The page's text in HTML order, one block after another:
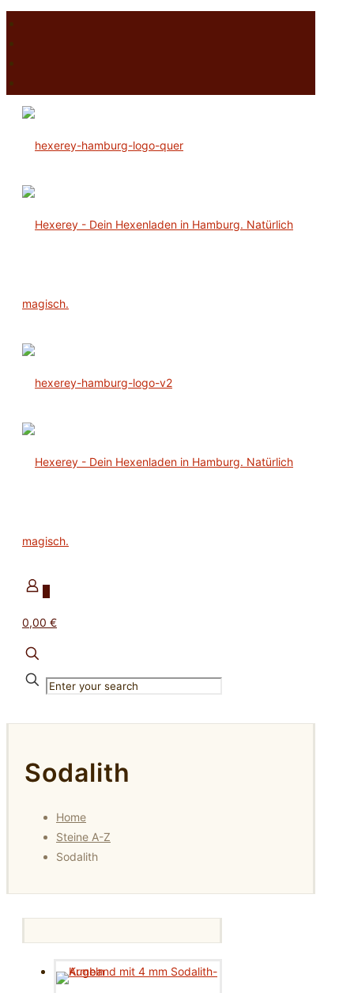
0,00 €
Sodalith
Home
Steine A-Z
Sodalith